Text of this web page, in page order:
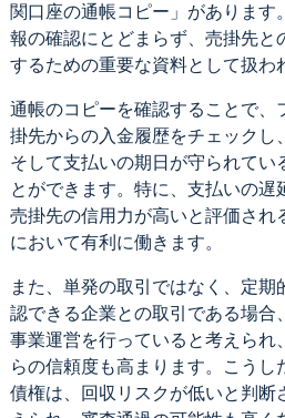
関口座の通帳コピー」があります
報の確認にとどまらず、売掛先と
するための重要な資料として扱わ
通帳のコピーを確認することで、
掛先からの入金履歴をチェックし
そして支払いの期日が守られてい
とができます。特に、支払いの遅
売掛先の信用力が高いと評価され
において有利に働きます。
また、単発の取引ではなく、定期
認できる企業との取引である場合
事業運営を行っていると考えられ
らの信頼度も高まります。こうし
債権は、回収リスクが低いと判断